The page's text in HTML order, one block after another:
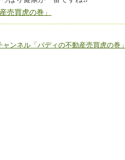
売買虎の巻」
ャンネル「バディの不動産売買虎の巻